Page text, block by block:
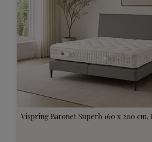
Vispring Baronet Superb 160 x 200 cm,